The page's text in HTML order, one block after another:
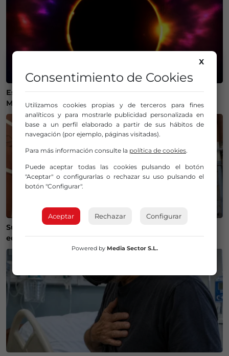
Estos son los mejores lugares de Bizkaia y Las
Merindades para ver el eclipse del 12 de agosto
Susto en Bilbao La Vieja: ocho personas atendidas y un
edificio desalojado tras un incendio
X
Consentimiento de Cookies
Utilizamos cookies propias y de terceros para fines
analíticos y para mostrarle publicidad personalizada en
base a un perfil elaborado a partir de sus hábitos de
navegación (por ejemplo, páginas visitadas).
Para más información consulte la política de cookies.
Puede aceptar todas las cookies pulsando el botón
"Aceptar" o configurarlas o rechazar su uso pulsando el
botón "Configurar".
Aceptar Rechazar Configurar
Powered by Media Sector S.L.